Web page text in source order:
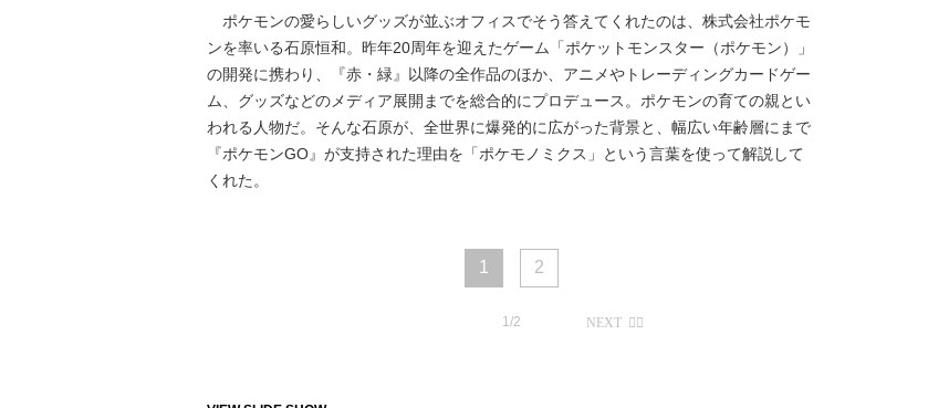
ポケモンの愛らしいグッズが並ぶオフィスでそう答えてくれたのは、株式会社ポケモ
ンを率いる石原恒和。昨年20周年を迎えたゲーム「ポケットモンスター（ポケモン）」
の開発に携わり、『赤・緑』以降の全作品のほか、アニメやトレーディングカードゲー
ム、グッズなどのメディア展開までを総合的にプロデュース。ポケモンの育ての親とい
われる人物だ。そんな石原が、全世界に爆発的に広がった背景と、幅広い年齢層にまで
『ポケモンGO』が支持された理由を「ポケモノミクス」という言葉を使って解説して
くれた。
1 2
1/2